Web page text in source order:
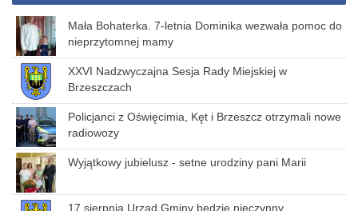
Mała Bohaterka. 7-letnia Dominika wezwała pomoc do
nieprzytomnej mamy
XXVI Nadzwyczajna Sesja Rady Miejskiej w
Brzeszczach
Policjanci z Oświęcimia, Kęt i Brzeszcz otrzymali nowe
radiowozy
Wyjątkowy jubielusz - setne urodziny pani Marii
17 sierpnia Urząd Gminy będzie nieczynny